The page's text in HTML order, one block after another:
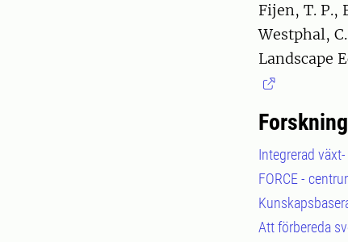
Fijen, T. P.,
Westphal,
Landscape
Integrerad
FORCE -
Att förbereda